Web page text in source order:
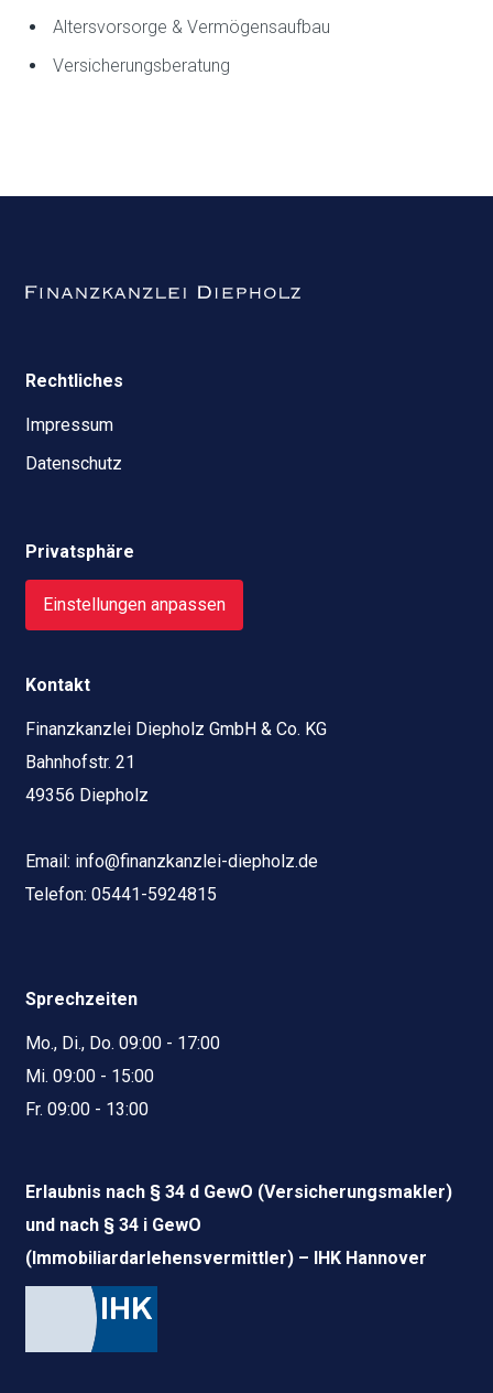
Altersvorsorge & Vermögensaufbau
Versicherungsberatung
Rechtliches
Impressum
Datenschutz
Privatsphäre
Einstellungen anpassen
Kontakt
Finanzkanzlei Diepholz GmbH & Co. KG
Bahnhofstr. 21
49356 Diepholz
Email: info@finanzkanzlei-diepholz.de
Telefon: 05441-5924815
Sprechzeiten
Mo., Di., Do. 09:00 - 17:00
Mi. 09:00 - 15:00
Fr. 09:00 - 13:00
Erlaubnis nach § 34 d GewO (Versicherungsmakler)
und nach § 34 i GewO
(Immobiliardarlehensvermittler) – IHK Hannover